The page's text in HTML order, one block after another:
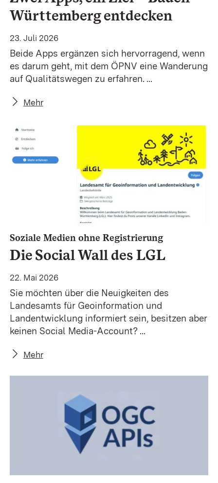
Württemberg entdecken
23. Juli 2026
Beide Apps ergänzen sich hervorragend, wenn
es darum geht, mit dem ÖPNV eine Wanderung
auf Qualitätswegen zu erfahren. ...
Mehr
Soziale Medien ohne Registrierung:
Die Social Wall des LGL
22. Mai 2026
Sie möchten über die Neuigkeiten des
Landesamts für Geoinformation und
Landentwicklung informiert sein, besitzen aber
keinen Social Media-Account? ...
Mehr